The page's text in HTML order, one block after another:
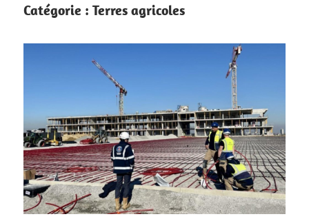
Catégorie : Terres agricoles